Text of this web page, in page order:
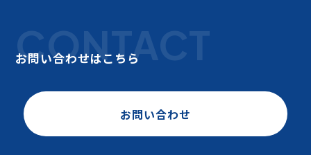
CONTACT
お問い合わせはこちら
お問い合わせ